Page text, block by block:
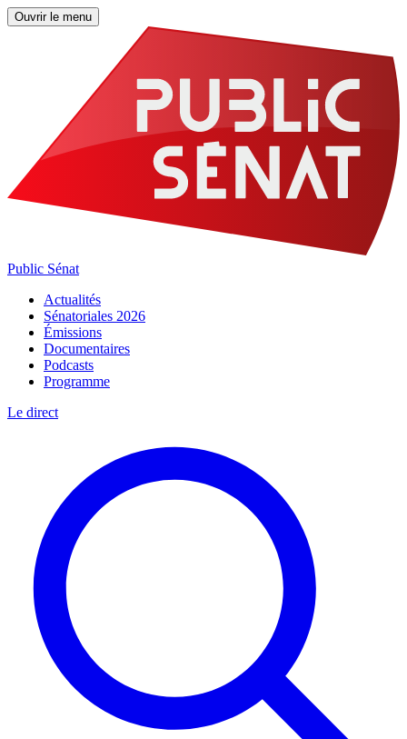
Ouvrir le menu
Public Sénat
Actualités
Sénatoriales 2026
Émissions
Documentaires
Podcasts
Programme
Le direct